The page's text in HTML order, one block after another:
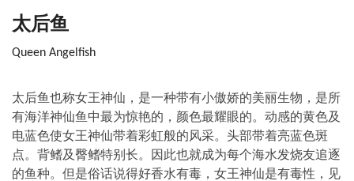
太后鱼
Queen Angelfish
太后鱼也称女王神仙，是一种带有小傲娇的美丽生物，是所
有海洋神仙鱼中最为惊艳的，颜色最耀眼的。动感的黄色及
电蓝色使女王神仙带着彩虹般的风采。头部带着亮蓝色斑
点。背鳍及臀鳍特别长。因此也就成为每个海水发烧友追逐
的鱼种。但是俗话说得好香水有毒，女王神仙是有毒性，见